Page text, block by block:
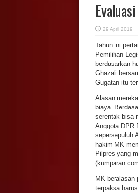
29 April 2019
Tahun ini
Pemilihan
berdasarkan
Ghazali
Gugatan itu
Alasan
biaya.
serentak bisa
Anggota DPR
sepersepuluh
hakim MK
Pilpres yang
MK beralasan
terpaksa